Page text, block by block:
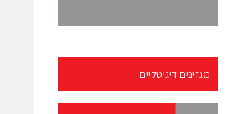
מגזינים דיגיטליים